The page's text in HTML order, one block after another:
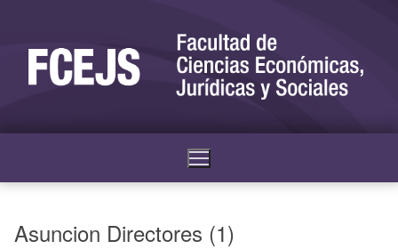
Asuncion Directores (1)